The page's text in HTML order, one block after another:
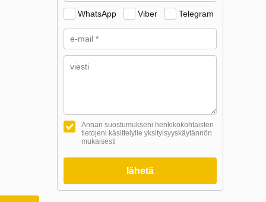
WhatsApp Viber Telegram
Annan suostumukseni henkikökohtaisten
tietojeni käsittelylle yksityisyyskäytännön
mukaisesti
lähetä